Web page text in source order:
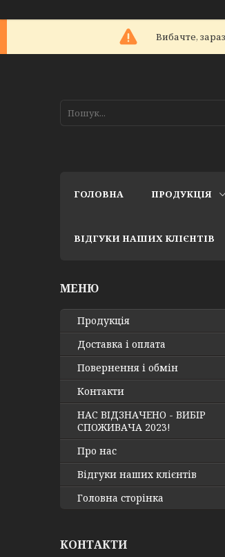
Вибачте,
ГОЛОВНА ПРОДУКЦІЯ
ВІДГУКИ НАШИХ КЛІЄНТІВ
Продукція
Доставка і оплата
Повернення і обмін
Контакти
НАС ВІДЗНАЧЕНО - ВИБІР
СПОЖИВАЧА 2023!
Про нас
Відгуки наших клієнтів
Головна сторінка
КОНТАКТИ